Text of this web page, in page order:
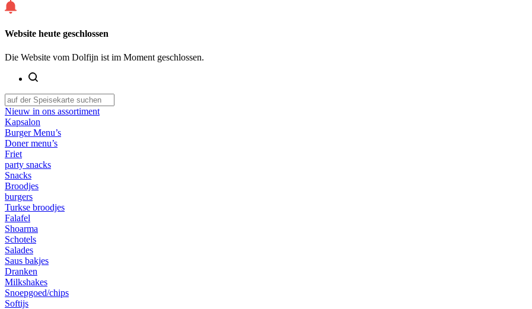
Website heute geschlossen
Die Website vom Dolfijn ist im Moment geschlossen.
Nieuw in ons assortiment
Kapsalon
Burger Menu’s
Doner menu’s
Friet
party snacks
Snacks
Broodjes
burgers
Turkse broodjes
Falafel
Shoarma
Schotels
Salades
Saus bakjes
Dranken
Milkshakes
Snoepgoed/chips
Softijs